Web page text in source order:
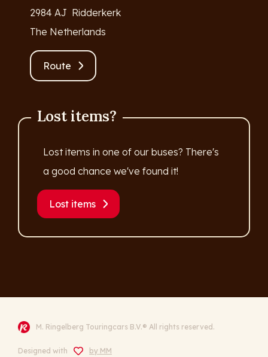
2984 AJ Ridderkerk
The Netherlands
Route
Lost items?
Lost items in one of our buses? There's
a good chance we've found it!
Lost items
M. Ringelberg Touringcars B.V.® All rights reserved.
Designed with by MM